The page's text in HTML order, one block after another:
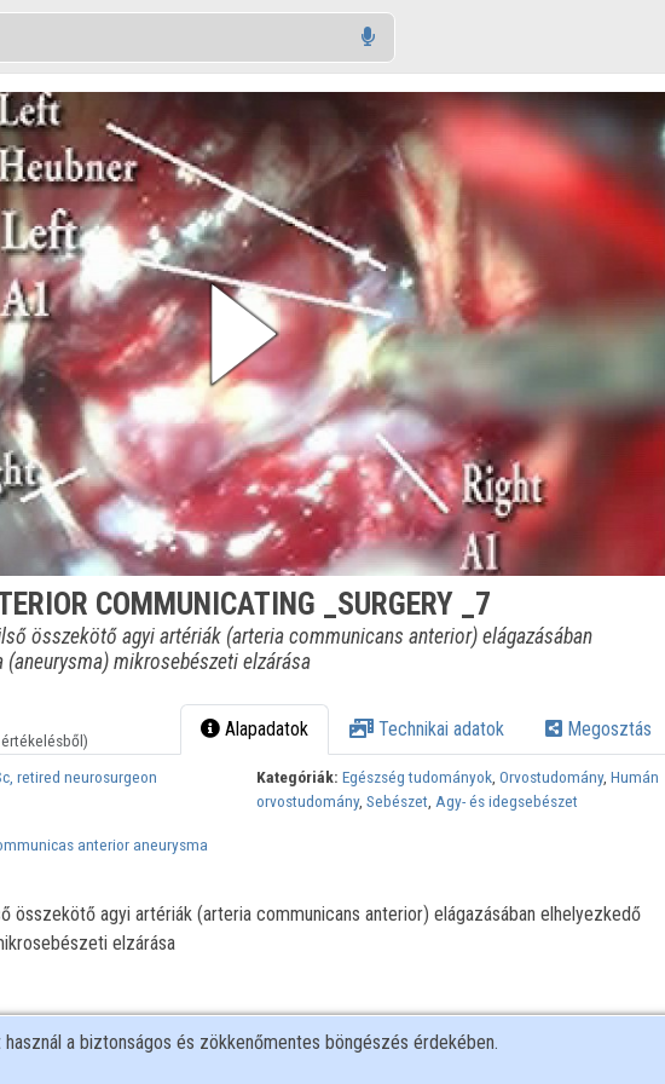
COMMUNICATING _SURGERY _7
összekötő agyi artériák (arteria communicans anterior) elágazásában
(aneurysma) mikrosebészeti elzárása
Alapadatok Technikai adatok Megosztás
retired neurosurgeon Kategóriák: Egészség tudományok,Orvostudomány,Humán
orvostudomány,Sebészet,Agy- és idegsebészet
anterior aneurysma
összekötő agyi artériák (arteria communicans anterior) elágazásában elhelyezkedő
elzárása
a biztonságos és zökkenőmentes böngészés érdekében.